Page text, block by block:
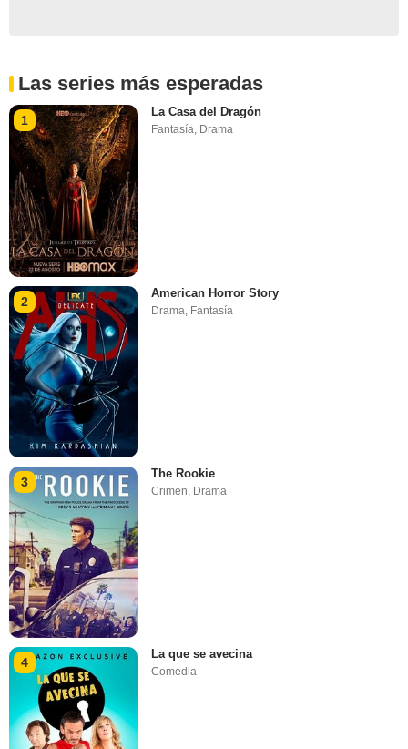
Las series más esperadas
1
La Casa del Dragón
Fantasía, Drama
2
American Horror Story
Drama Fantasía
3
The Rookie
Crimen, Drama
4
La que se avecina
Comedia